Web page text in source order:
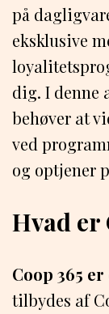
på
eksklusive
dig. I denne
behøver at
ved
og optjener
Hvad er
Coop 365
tilbydes af